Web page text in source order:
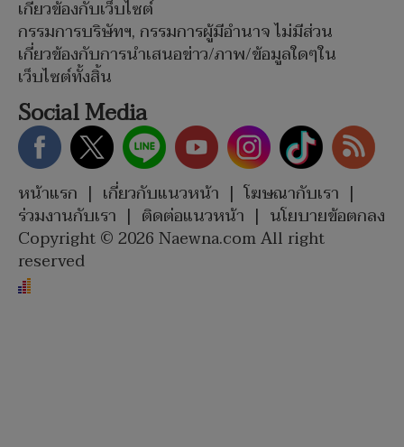
เกี่ยวข้องกับเว็บไซต์
กรรมการบริษัทฯ, กรรมการผู้มีอำนาจ ไม่มีส่วน
เกี่ยวข้องกับการนำเสนอข่าว/ภาพ/ข้อมูลใดๆใน
เว็บไซต์ทั้งสิ้น
Social Media
หน้าแรก | เกี่ยวกับแนวหน้า | โฆษณากับเรา |
ร่วมงานกับเรา | ติดต่อแนวหน้า | นโยบายข้อตกลง
Copyright © 2026 Naewna.com All right
reserved